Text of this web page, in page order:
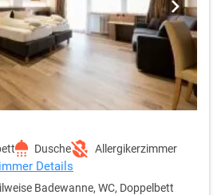
Dusche
Allergikerzimmer
Details
Badewanne, WC, Doppelbett